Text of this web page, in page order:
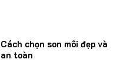
Cách chọn son môi đẹp và
an toàn